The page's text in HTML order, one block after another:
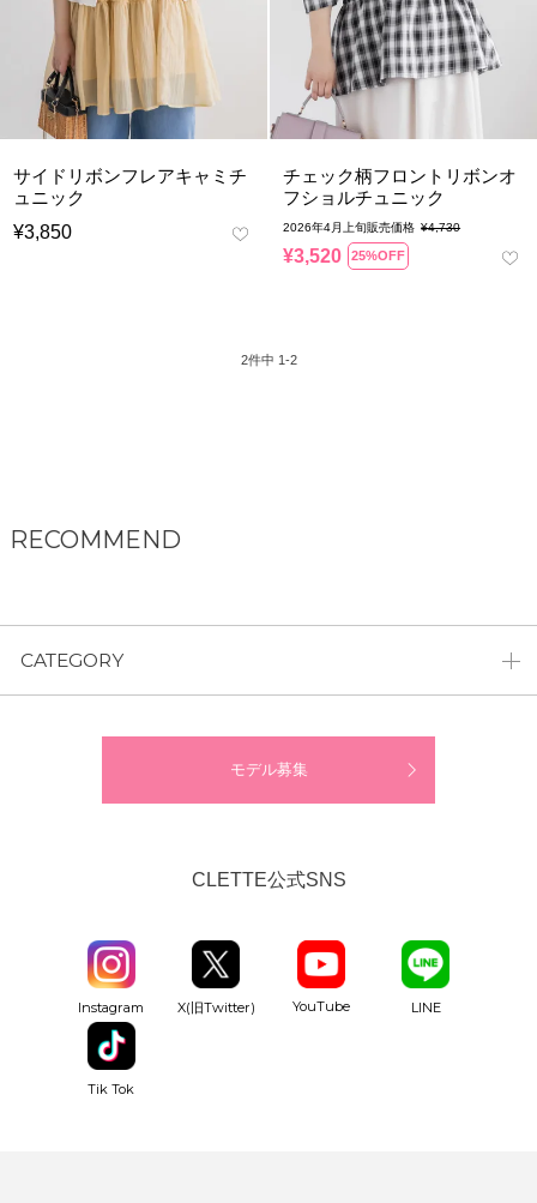
サイドリボンフレアキャミチ
ュニック
¥3,850
チェック柄フロントリボンオ
フショルチュニック
2026年4月上旬販売価格 ¥4,730
¥3,520 25%OFF
2件中 1-2
RECOMMEND
CATEGORY
モデル募集
CLETTE公式SNS
Instagram X(旧Twitter) YouTube LINE
Tik Tok